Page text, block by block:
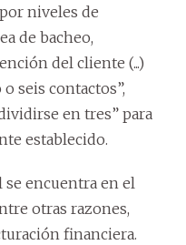
niveles de
de bacheo,
del cliente (...)
seis contactos”,
en tres” para
establecido.
se encuentra en el
otras razones,
financiera.